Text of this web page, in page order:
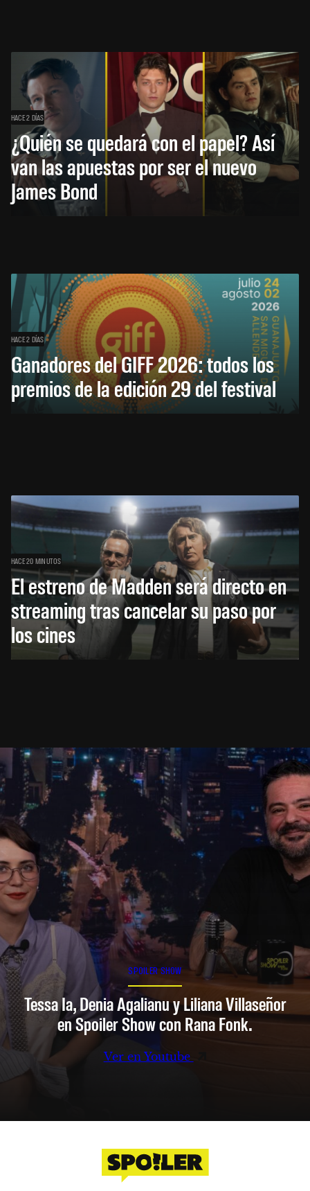
HACE 2 DÍAS
¿Quién se quedará con el papel? Así
van las apuestas por ser el nuevo
James Bond
HACE 2 DÍAS
Ganadores del GIFF 2026: todos los
premios de la edición 29 del festival
HACE 20 MINUTOS
El estreno de Madden será directo en
streaming tras cancelar su paso por
los cines
SPOILER SHOW
Tessa Ia, Denia Agalianu y Liliana Villaseñor
en Spoiler Show con Rana Fonk.
Ver en Youtube